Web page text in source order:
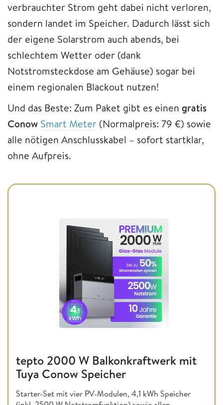
verbrauchter Strom geht dabei nicht verloren,
sondern landet im Speicher. Dadurch lässt sich
der eigene Solarstrom auch abends, bei
schlechtem Wetter oder (dank
Notstromsteckdose am Gehäuse) sogar bei
einem regionalen Blackout nutzen!
Und das Beste: Zum Paket gibt es einen gratis
Conow Smart Meter (Normalpreis: 79 €) sowie
alle nötigen Anschlusskabel – sofort startklar,
ohne Aufpreis.
tepto 2000 W Balkonkraftwerk mit
Tuya Conow Speicher
Starter-Set mit vier PV-Modulen, 4,1 kWh Speicher